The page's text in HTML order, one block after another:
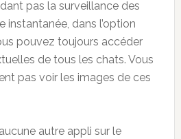
pas la surveillance des
instantanée, dans l’option
pouvez toujours accéder
de tous les chats. Vous
pas voir les images de ces
autre appli sur le